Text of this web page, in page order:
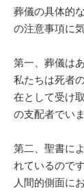
葬儀の具体的
の注意事項に
第一、葬儀は
私たちは死者
在として受け
の支配者でい
第二、聖書に
れているので
人間的側面に